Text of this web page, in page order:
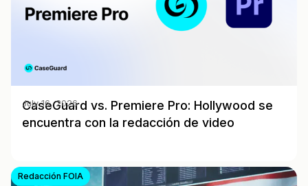
CaseGuard vs. Premiere Pro: Hollywood se
encuentra con la redacción de video
July 16, 2026
Redacción FOIA